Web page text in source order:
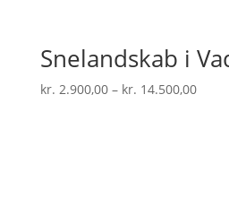
Snelandskab i
kr. 2.900,00 – kr. 14.500,00